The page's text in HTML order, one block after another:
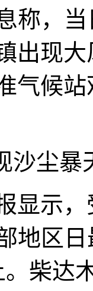
称，
出现
气候
沙尘暴
示，
地区
柴达